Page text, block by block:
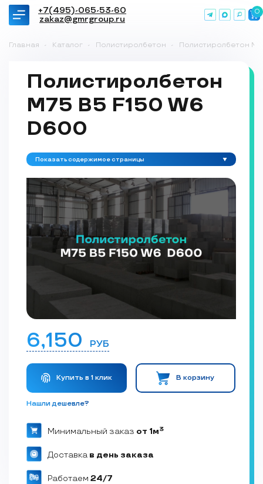
+7(495)-065-53-60
zakaz@gmrgroup.ru
0
Главная - Каталог - Полистиролбетон - Полистиролбетон
Полистиролбетон
М75 B5 F150 W6
D600
Показать содержимое страницы
6,150 РУБ
Купить в 1 клик В корзину
Нашли дешевле?
Минимальный заказ от 1м3
Доставка в день заказа
Работаем 24/7